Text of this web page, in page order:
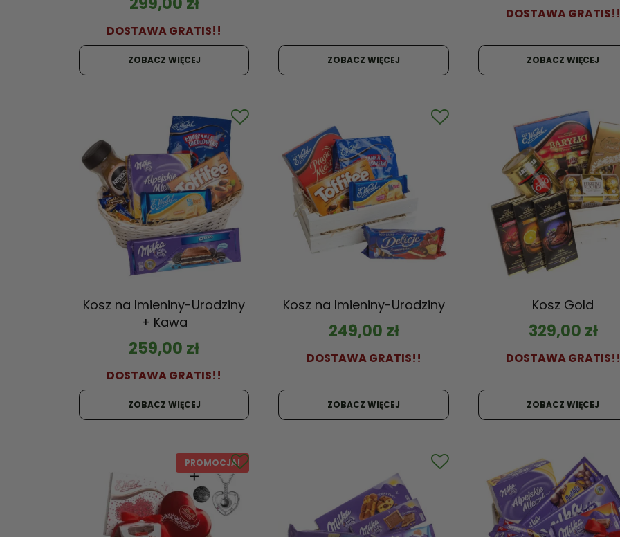
DOSTAWA GRATIS!!
ZOBACZ WIĘCEJ ZOBACZ WIĘCEJ
DOSTAWA GRATIS!!
ZOBACZ WIĘCEJ
Kosz na Imieniny-Urodziny
+ Kawa
259,00 zł
DOSTAWA GRATIS!!
ZOBACZ WIĘCEJ
Kosz na Imieniny-Urodziny
249,00 zł
DOSTAWA GRATIS!!
ZOBACZ WIĘCEJ
Kosz Gold
329,00 zł
DOSTAWA GRATIS!!
ZOBACZ WIĘCEJ
PROMOCJA!